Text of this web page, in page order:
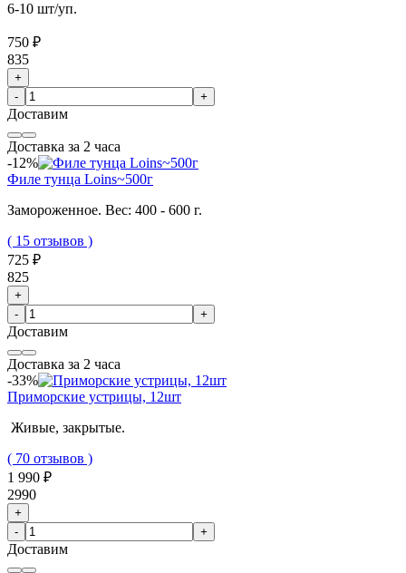
6-10 шт/уп.
750 ₽
835
+
-
+
Доставим
Доставка за 2 часа
-12%
Филе тунца Loins~500г
Замороженное. Вес: 400 - 600 г.
( 15 отзывов )
725 ₽
825
+
-
+
Доставим
Доставка за 2 часа
-33%
Приморские устрицы, 12шт
Живые, закрытые.
( 70 отзывов )
1 990 ₽
2990
+
-
+
Доставим